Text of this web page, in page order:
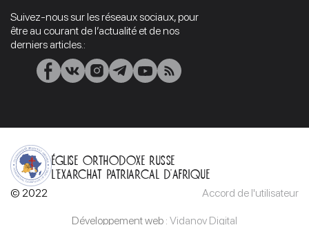
Suivez-nous sur les réseaux sociaux, pour
être au courant de l’actualité et de nos
derniers articles.:
Église orthodoxe russe
L’Exarchat patriarcal d’Afrique
© 2022 Accord de l'utilisateur
Développement web : Vidanov Digital